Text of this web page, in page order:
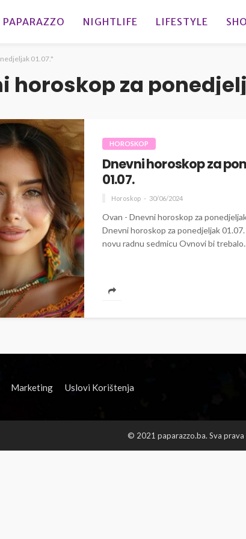
PAPARAZZO NIGHTLIFE LIFESTYLE
01.07."
horoskop za
HOROSKOP
Dnevni horoskop za
01.07.
Horoskop 30/06/2024
Ovan - Dnevni horoskop za
Dnevni horoskop za ponedjeljak 01.07.
novu radnu sedmicu Ovnovi bi
Marketing Uslovi Korištenja
© 2021 paparazzo.ba. Sva prava